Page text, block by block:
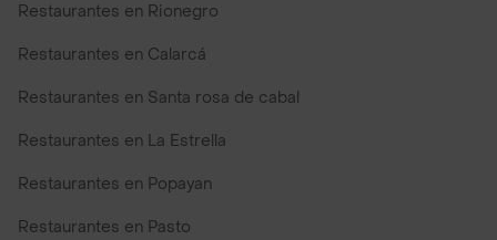
Restaurantes en Rionegro
Restaurantes en Calarcá
Restaurantes en Santa rosa de cabal
Restaurantes en La Estrella
Restaurantes en Popayan
Restaurantes en Pasto